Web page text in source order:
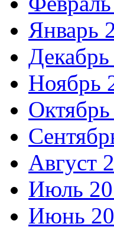
Январь
Ноябрь
Август
Июль
Июнь